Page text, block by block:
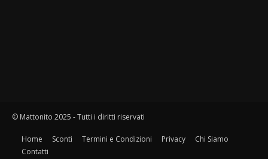
© Mattonito 2025 - Tutti i diritti riservati
Home Sconti Termini e Condizioni Privacy
Chi Siamo
Contatti